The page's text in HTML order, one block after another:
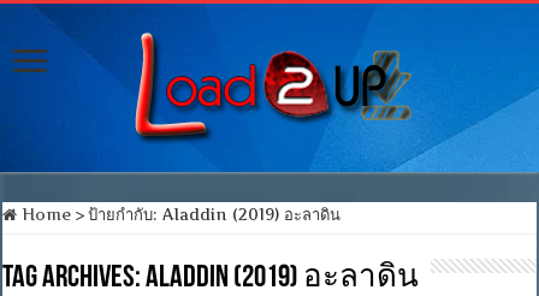
Home > ป้ายกำกับ:Aladdin (2019) อะลาดิน
Tag Archives:Aladdin (2019) อะลาดิน